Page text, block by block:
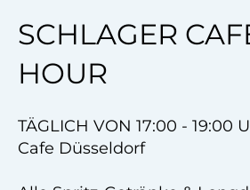
SCHLAGER
HOUR
TÄGLICH VON 17:00 - 19:00
Cafe Düsseldorf